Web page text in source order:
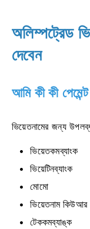
অলিম্পট্রেড
দেবেন
আমি কী কী
ভিয়েতনামের জন্য
ভিয়েতকমব্যাংক
ভিয়েটিনব্যাংক
মোমো
ভিয়েতনাম কিউআর
টেককমব্যাঙ্ক